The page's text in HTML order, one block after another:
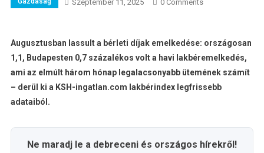
Szeptember 11, 2025 0 Comments
Augusztusban lassult a bérleti díjak emelkedése: országosan
1,1, Budapesten 0,7 százalékos volt a havi lakbéremelkedés,
ami az elmúlt három hónap legalacsonyabb ütemének számít
– derül ki a KSH-ingatlan.com lakbérindex legfrissebb
adataiból.
Ne maradj le a debreceni és országos hírekről!